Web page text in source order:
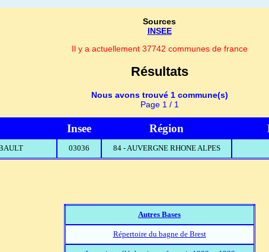
Sources
INSEE
Il y a actuellement 37742 communes de france
Résultats
Nous avons trouvé 1 commune(s)
Page 1 / 1
Insee Région
03036 84 - AUVERGNE RHONE ALPES
Autres Bases
Répertoire du bagne de Brest